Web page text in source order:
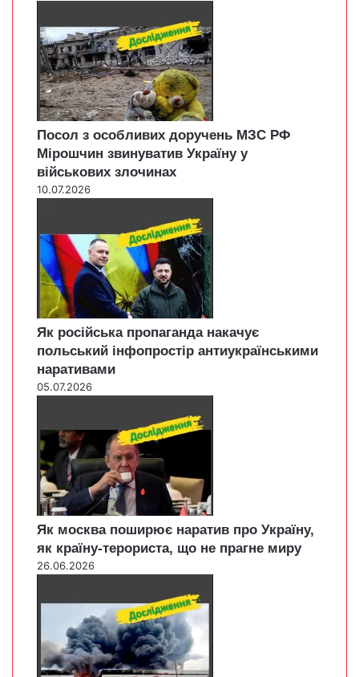
Посол з особливих доручень МЗС РФ
Мірошчин звинуватив Україну у
військових злочинах
10.07.2026
Як російська пропаганда накачує
польський інфопростір антиукраїнськими
наративами
05.07.2026
Як москва поширює наратив про Україну,
як країну-терориста, що не прагне миру
26.06.2026